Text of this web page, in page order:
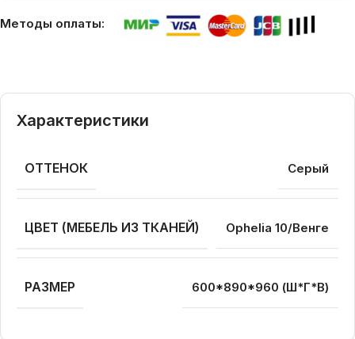
Методы оплаты:
Характеристики
ОТТЕНОК Серый
ЦВЕТ (МЕБЕЛЬ ИЗ ТКАНЕЙ) Ophelia 10/Венге
РАЗМЕР 600*890*960 (Ш*Г*В)